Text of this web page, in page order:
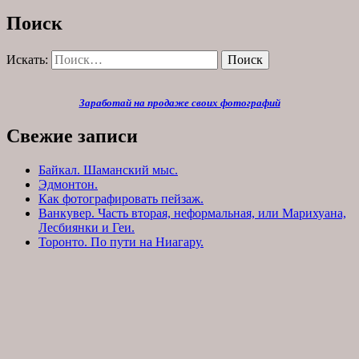
Поиск
Искать: Поиск
Заработай на продаже своих фотографий
Свежие записи
Байкал. Шаманский мыс.
Эдмонтон.
Как фотографировать пейзаж.
Ванкувер. Часть вторая, неформальная, или Марихуана,
Лесбиянки и Геи.
Торонто. По пути на Ниагару.